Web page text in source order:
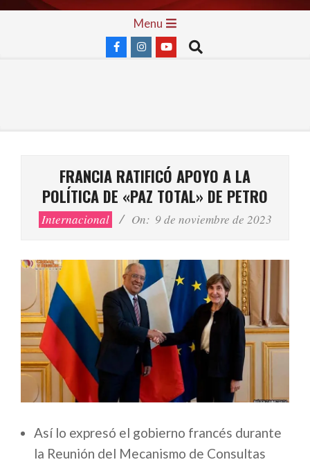
Skip
Menu
Search
FRANCIA RATIFICÓ APOYO A LA
POLÍTICA DE «PAZ TOTAL» DE PETRO
Internacional On: 9 de noviembre de 2023
Así lo expresó el gobierno francés durante
la Reunión del Mecanismo de Consultas